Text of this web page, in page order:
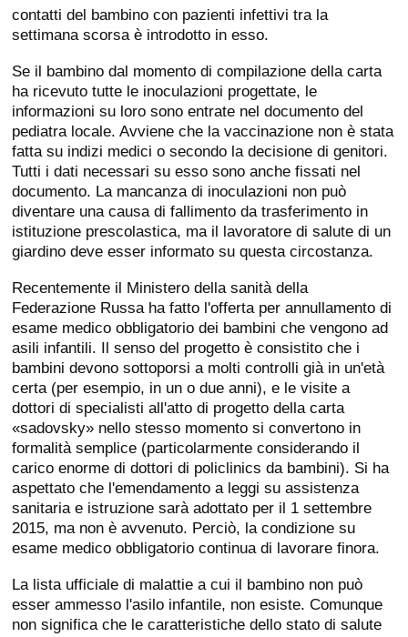
contatti del bambino con pazienti infettivi tra la
settimana scorsa è introdotto in esso.
Se il bambino dal momento di compilazione della carta
ha ricevuto tutte le inoculazioni progettate, le
informazioni su loro sono entrate nel documento del
pediatra locale. Avviene che la vaccinazione non è stata
fatta su indizi medici o secondo la decisione di genitori.
Tutti i dati necessari su esso sono anche fissati nel
documento. La mancanza di inoculazioni non può
diventare una causa di fallimento da trasferimento in
istituzione prescolastica, ma il lavoratore di salute di un
giardino deve esser informato su questa circostanza.
Recentemente il Ministero della sanità della
Federazione Russa ha fatto l'offerta per annullamento di
esame medico obbligatorio dei bambini che vengono ad
asili infantili. Il senso del progetto è consistito che i
bambini devono sottoporsi a molti controlli già in un'età
certa (per esempio, in un o due anni), e le visite a
dottori di specialisti all'atto di progetto della carta
«sadovsky» nello stesso momento si convertono in
formalità semplice (particolarmente considerando il
carico enorme di dottori di policlinics da bambini). Si ha
aspettato che l'emendamento a leggi su assistenza
sanitaria e istruzione sarà adottato per il 1 settembre
2015, ma non è avvenuto. Perciò, la condizione su
esame medico obbligatorio continua di lavorare finora.
La lista ufficiale di malattie a cui il bambino non può
esser ammesso l'asilo infantile, non esiste. Comunque
non significa che le caratteristiche dello stato di salute